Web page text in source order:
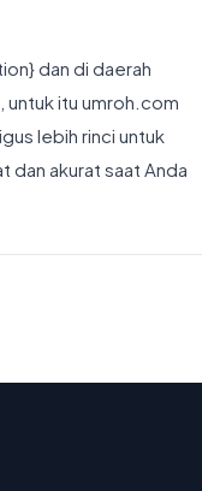
dan di daerah
itu umroh.com
lebih rinci untuk
dan akurat saat Anda